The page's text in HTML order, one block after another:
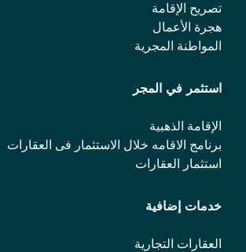
تصريح الإقامة
هجرة الأعمال
المواطنة المجرية
استثمر في المجر
الإقامة الذهبية
برنامج الاقامه خلال الاستثمار فی العقارات
استثمار العقارات
خدمات إضافية
العقارات التجارية